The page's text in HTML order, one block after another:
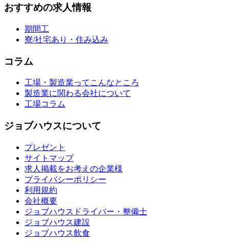
おすすめの求人情報
期間工
寮/社宅あり・住み込み
コラム
工場・製造業ってこんなところ
製造業に関わる会社について
工場コラム
ジョブハウスについて
プレゼント
サイトマップ
求人掲載をお考えの企業様
プライバシーポリシー
利用規約
会社概要
ジョブハウスドライバー・整備士
ジョブハウス建設
ジョブハウス飲食